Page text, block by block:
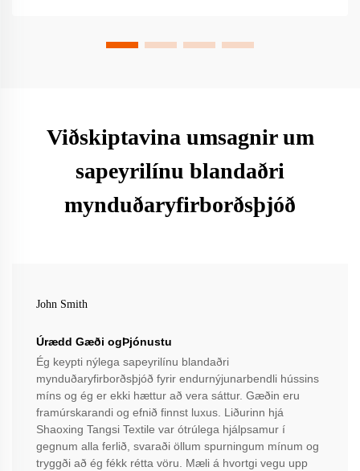
Viðskiptavina umsagnir um
sapeyrilínu blandaðri
mynduðaryfirborðsþjóð
John Smith
Úrædd Gæði ogÞjónustu
Ég keypti nýlega sapeyrilínu blandaðri
mynduðaryfirborðsþjóð fyrir endurnýjunarbendli hússins
míns og ég er ekki hættur að vera sáttur. Gæðin eru
framúrskarandi og efnið finnst luxus. Liðurinn hjá
Shaoxing Tangsi Textile var ótrúlega hjálpsamur í
gegnum alla ferlið, svaraði öllum spurningum mínum og
tryggði að ég fékk rétta vöru. Mæli á hvortgi vegu upp